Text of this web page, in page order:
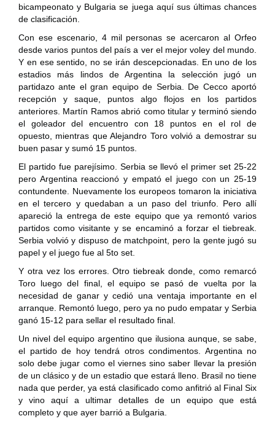
bicampeonato y Bulgaria se juega aquí sus últimas chances
de clasificación.
Con ese escenario, 4 mil personas se acercaron al Orfeo
desde varios puntos del país a ver el mejor voley del mundo.
Y en ese sentido, no se irán descepcionadas. En uno de los
estadios más lindos de Argentina la selección jugó un
partidazo ante el gran equipo de Serbia. De Cecco aportó
recepción y saque, puntos algo flojos en los partidos
anteriores. Martín Ramos abrió como titular y terminó siendo
el goleador del encuentro con 18 puntos en el rol de
opuesto, mientras que Alejandro Toro volvió a demostrar su
buen pasar y sumó 15 puntos.
El partido fue parejísimo. Serbia se llevó el primer set 25-22
pero Argentina reaccionó y empató el juego con un 25-19
contundente. Nuevamente los europeos tomaron la iniciativa
en el tercero y quedaban a un paso del triunfo. Pero allí
apareció la entrega de este equipo que ya remontó varios
partidos como visitante y se encaminó a forzar el tiebreak.
Serbia volvió y dispuso de matchpoint, pero la gente jugó su
papel y el juego fue al 5to set.
Y otra vez los errores. Otro tiebreak donde, como remarcó
Toro luego del final, el equipo se pasó de vuelta por la
necesidad de ganar y cedió una ventaja importante en el
arranque. Remontó luego, pero ya no pudo empatar y Serbia
ganó 15-12 para sellar el resultado final.
Un nivel del equipo argentino que ilusiona aunque, se sabe,
el partido de hoy tendrá otros condimentos. Argentina no
solo debe jugar como el viernes sino saber llevar la presión
de un clásico y de un estadio que estará lleno. Brasil no tiene
nada que perder, ya está clasificado como anfitrió al Final Six
y vino aquí a ultimar detalles de un equipo que está
completo y que ayer barrió a Bulgaria.